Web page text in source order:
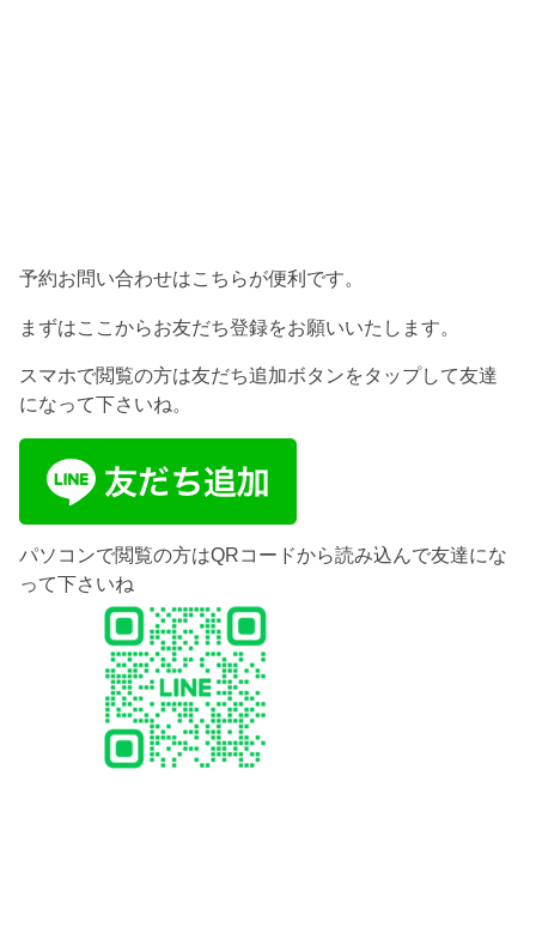
予約お問い合わせはこちらが便利です。
まずはここからお友だち登録をお願いいたします。
スマホで閲覧の方は友だち追加ボタンをタップして友達
になって下さいね。
パソコンで閲覧の方はQRコードから読み込んで友達にな
って下さいね